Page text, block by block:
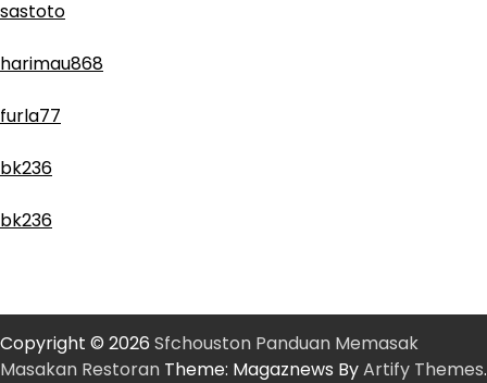
sastoto
harimau868
furla77
bk236
bk236
Copyright © 2026 Sfchouston Panduan Memasak
Masakan Restoran Theme: Magaznews ByArtify Themes.